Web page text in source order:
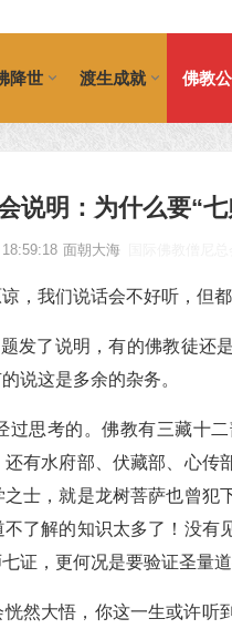
降世 渡生成就 佛教
说明：为什么要“
面朝大海
，我们说话会不好听，但都
发了说明，有的佛教徒
说这是多余的杂务。
过思考的。佛教有三藏十
有水府部、伏藏部、心传
士，就是龙树菩萨也曾
了解的知识太多了！没有
证，更何况是要验证圣量道
然大悟，你这一生或许